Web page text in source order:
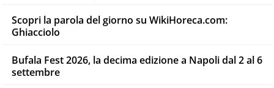
Scopri la parola del giorno su WikiHoreca.com:
Ghiacciolo
Bufala Fest 2026, la decima edizione a Napoli dal 2 al 6
settembre